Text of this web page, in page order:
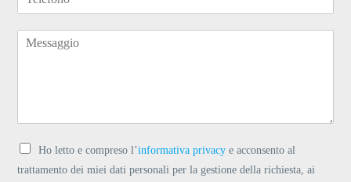
Ho letto e compreso l’informativa privacy e acconsento al
trattamento dei miei dati personali per la gestione della richiesta, ai